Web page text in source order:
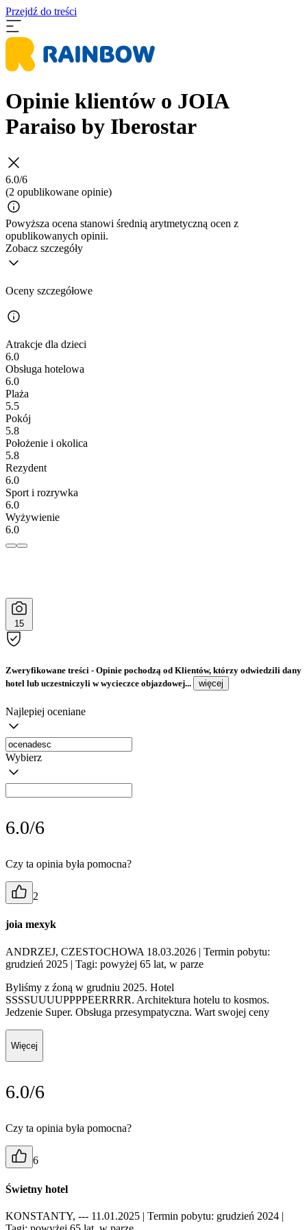
Przejdź do treści
Opinie klientów o JOIA
Paraiso by Iberostar
6.0/6
(2 opublikowane opinie)
Powyższa ocena stanowi średnią arytmetyczną ocen z
opublikowanych opinii.
Zobacz szczegóły
Oceny szczegółowe
Atrakcje dla dzieci
6.0
Obsługa hotelowa
6.0
Plaża
5.5
Pokój
5.8
Położenie i okolica
5.8
Rezydent
6.0
Sport i rozrywka
6.0
Wyżywienie
6.0
15
Zweryfikowane treści - Opinie pochodzą od Klientów, którzy odwiedzili dany
hotel lub uczestniczyli w wycieczce objazdowej...
więcej
Najlepiej oceniane
Wybierz
6.0/6
Czy ta opinia była pomocna?
2
joia mexyk
ANDRZEJ, CZESTOCHOWA 18.03.2026 | Termin pobytu:
grudzień 2025 | Tagi: powyżej 65 lat, w parze
Byliśmy z źoną w grudniu 2025. Hotel
SSSSUUUUPPPPEERRRR. Architektura hotelu to kosmos.
Jedzenie Super. Obsługa przesympatyczna. Wart swojej ceny
Więcej
6.0/6
Czy ta opinia była pomocna?
6
Świetny hotel
KONSTANTY, --- 11.01.2025 | Termin pobytu: grudzień 2024 |